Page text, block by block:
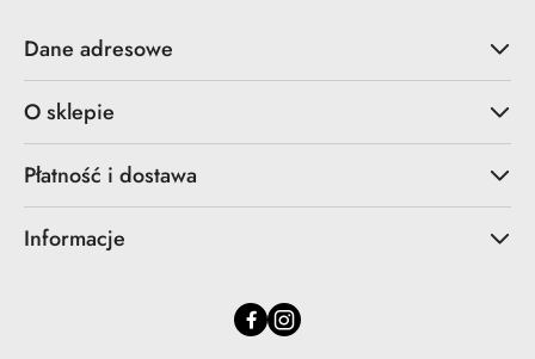
Dane adresowe
O sklepie
Płatność i dostawa
Informacje